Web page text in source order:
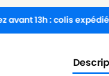
: colis expédié le jour